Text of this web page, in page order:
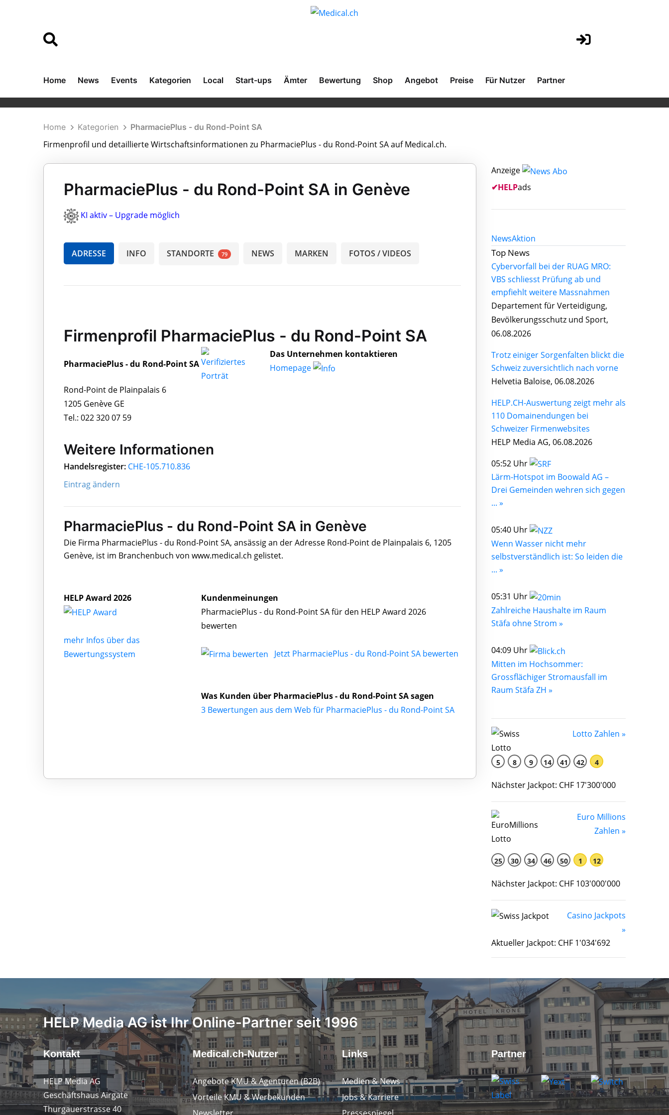
Home News Events Kategorien Local Start-ups Ämter Bewertung Shop Angebot Preise Für Nutzer Partner
Home Kategorien PharmaciePlus - du Rond-Point SA
Firmenprofil und detaillierte Wirtschaftsinformationen zu PharmaciePlus - du Rond-Point SA auf Medical.ch.
PharmaciePlus - du Rond-Point SA in Genève
KI aktiv – Upgrade möglich
ADRESSE INFO STANDORTE 79 NEWS MARKEN FOTOS / VIDEOS
Firmenprofil PharmaciePlus - du Rond-Point SA
PharmaciePlus - du Rond-Point SA
Rond-Point de Plainpalais 6
1205 Genève GE
Tel.: 022 320 07 59
Das Unternehmen kontaktieren
Homepage
Weitere Informationen
Handelsregister: CHE-105.710.836
Eintrag ändern
PharmaciePlus - du Rond-Point SA in Genève
Die Firma PharmaciePlus - du Rond-Point SA, ansässig an der Adresse Rond-Point de Plainpalais 6, 1205
Genève, ist im Branchenbuch von www.medical.ch gelistet.
HELP Award 2026
mehr Infos über das
Bewertungssystem
Kundenmeinungen
PharmaciePlus - du Rond-Point SA für den HELP Award 2026
bewerten
Jetzt PharmaciePlus - du Rond-Point SA bewerten
Was Kunden über PharmaciePlus - du Rond-Point SA sagen
3 Bewertungen aus dem Web für PharmaciePlus - du Rond-Point SA
Anzeige
✔HELPads
NewsAktion
Top News
Cybervorfall bei der RUAG MRO:
VBS schliesst Prüfung ab und
empfiehlt weitere Massnahmen
Departement für Verteidigung,
Bevölkerungsschutz und Sport,
06.08.2026
Trotz einiger Sorgenfalten blickt die
Schweiz zuversichtlich nach vorne
Helvetia Baloise, 06.08.2026
HELP.CH-Auswertung zeigt mehr als
110 Domainendungen bei
Schweizer Firmenwebsites
HELP Media AG, 06.08.2026
05:52 Uhr
Lärm-Hotspot im Boowald AG –
Drei Gemeinden wehren sich gegen
... »
05:40 Uhr
Wenn Wasser nicht mehr
selbstverständlich ist: So leiden die
... »
05:31 Uhr
Zahlreiche Haushalte im Raum
Stäfa ohne Strom »
04:09 Uhr
Mitten im Hochsommer:
Grossflächiger Stromausfall im
Raum Stäfa ZH »
Lotto Zahlen »
5 8 9 14 41 42 4
Nächster Jackpot: CHF 17'300'000
Euro Millions
Zahlen »
25 30 34 46 50 1 12
Nächster Jackpot: CHF 103'000'000
Casino Jackpots
»
Aktueller Jackpot: CHF 1'034'692
HELP Media AG ist Ihr Online-Partner seit 1996
Kontakt
HELP Media AG
Geschäftshaus Airgate
Thurgauerstrasse 40
Medical.ch-Nutzer
Angebote KMU & Agenturen (B2B)
Vorteile KMU & Werbekunden
Newsletter
Links
Medien & News
Jobs & Karriere
Pressespiegel
Partner